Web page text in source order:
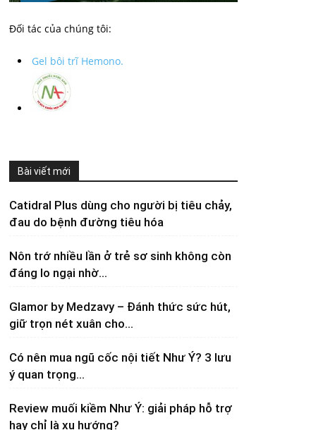
Đối tác của chúng tôi:
Gel bôi trĩ Hemono.
Bài viết mới
Catidral Plus dùng cho người bị tiêu chảy,
đau do bệnh đường tiêu hóa
Nôn trớ nhiều lần ở trẻ sơ sinh không còn
đáng lo ngại nhờ...
Glamor by Medzavy – Đánh thức sức hút,
giữ trọn nét xuân cho...
Có nên mua ngũ cốc nội tiết Như Ý? 3 lưu
ý quan trọng...
Review muối kiềm Như Ý: giải pháp hỗ trợ
hay chỉ là xu hướng?